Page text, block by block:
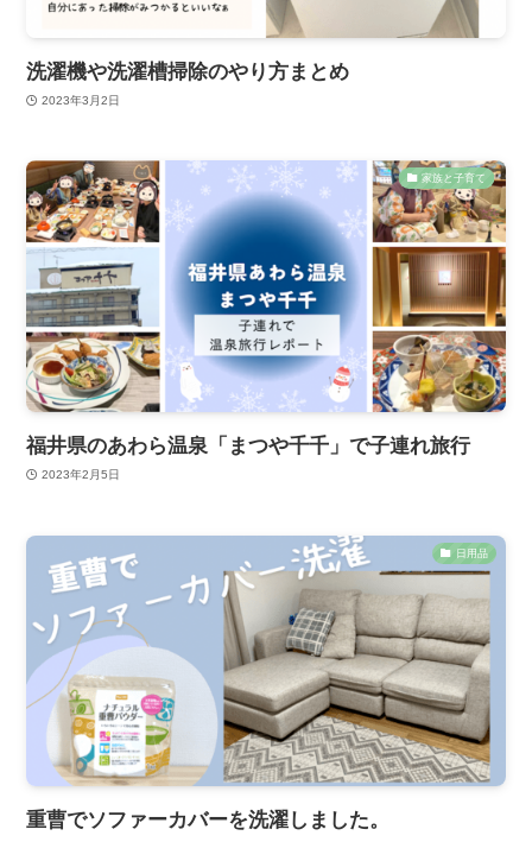
洗濯機や洗濯槽掃除のやり方まとめ
2023年3月2日
家族と子育て
福井県のあわら温泉「まつや千千」で子連れ旅行
2023年2月5日
日用品
重曹でソファーカバーを洗濯しました。